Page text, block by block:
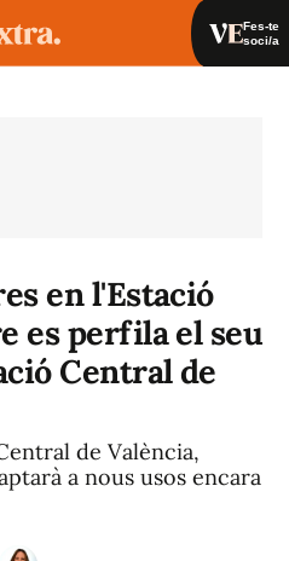
Fes-te
soci/a
en l'Estació
es perfila el seu
Central de
de València,
a nous usos encara